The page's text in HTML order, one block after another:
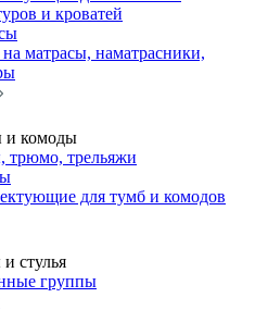
и кроватей
матрасы, наматрасники,
и комоды
трюмо, трельяжи
для тумб и комодов
стулья
группы